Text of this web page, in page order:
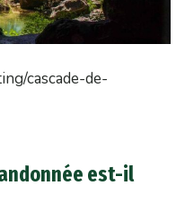
cascade-de-
est-il